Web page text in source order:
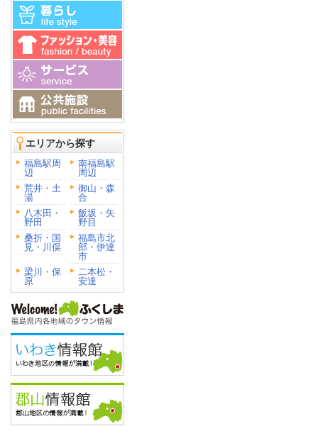
エリアから探す
福島駅周
辺
南福島駅
周辺
荒井・土
湯
御山・森
合
八木田・
野田
飯坂・矢
野目
桑折・国
見・川俣
福島市北
部・伊達
市
梁川・保
原
二本松・
安達